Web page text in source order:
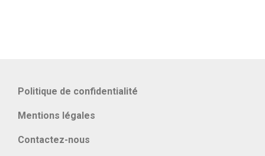
Politique de confidentialité
Mentions légales
Contactez-nous